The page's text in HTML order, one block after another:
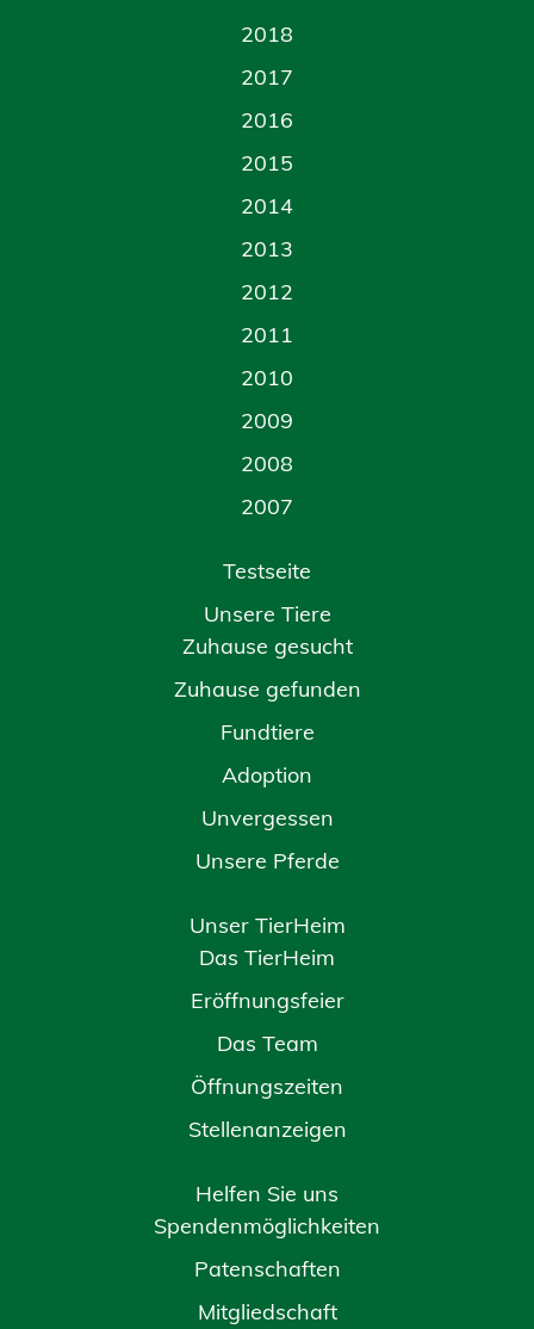
2018
2017
2016
2015
2014
2013
2012
2011
2010
2009
2008
2007
Testseite
Unsere Tiere
Zuhause gesucht
Zuhause gefunden
Fundtiere
Adoption
Unvergessen
Unsere Pferde
Unser TierHeim
Das TierHeim
Eröffnungsfeier
Das Team
Öffnungszeiten
Stellenanzeigen
Helfen Sie uns
Spendenmöglichkeiten
Patenschaften
Mitgliedschaft